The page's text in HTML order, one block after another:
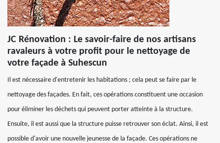
JC Rénovation : Le savoir-faire de nos artisans
ravaleurs à votre profit pour le nettoyage de
votre façade à Suhescun
Il est nécessaire d'entretenir les habitations ; cela peut se faire par le
nettoyage des façades. En fait, ces opérations constituent une occasion
pour éliminer les déchets qui peuvent porter atteinte à la structure.
Ensuite, il est aussi que la structure puisse retrouver son éclat. Ainsi, il est
possible d'avoir une nouvelle jeunesse de la façade. Ces opérations ne